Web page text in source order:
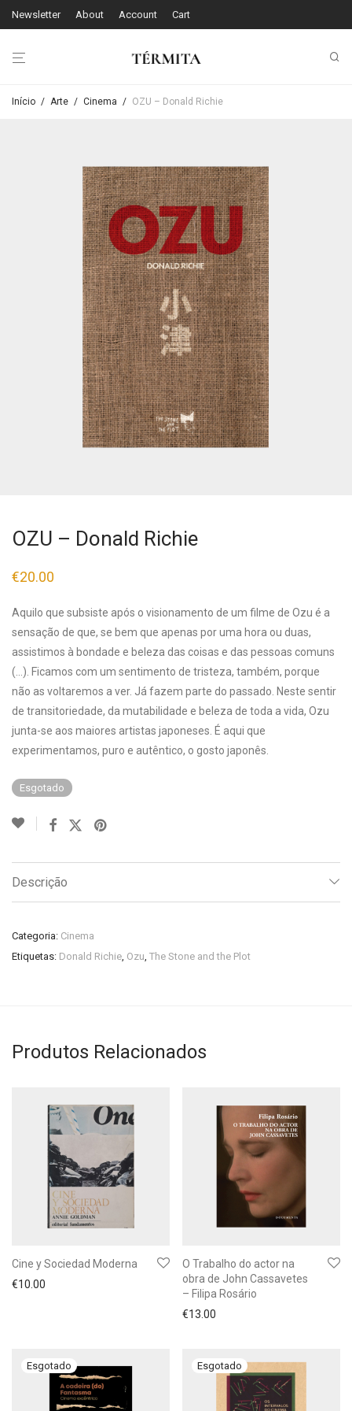
Newsletter About Account Cart
Início / Arte / Cinema / OZU – Donald Richie
OZU – Donald Richie
€20.00
Aquilo que subsiste após o visionamento de um filme de Ozu é a
sensação de que, se bem que apenas por uma hora ou duas,
assistimos à bondade e beleza das coisas e das pessoas comuns
(…). Ficamos com um sentimento de tristeza, também, porque
não as voltaremos a ver. Já fazem parte do passado. Neste sentir
de transitoriedade, da mutabilidade e beleza de toda a vida, Ozu
junta-se aos maiores artistas japoneses. É aqui que
experimentamos, puro e autêntico, o gosto japonês.
Esgotado
Descrição
Categoria: Cinema
Etiquetas: Donald Richie, Ozu, The Stone and the Plot
Produtos Relacionados
Cine y Sociedad Moderna
€10.00
O Trabalho do actor na
obra de John Cassavetes
– Filipa Rosário
€13.00